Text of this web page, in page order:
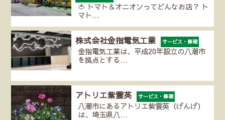
🍅 トマト＆オニオンってどんなお店？ ト
マト…
株式会社金指電気工業 サービス・修理
金指電気工業は、平成20年設立の八潮市
を拠点とする…
アトリエ紫雲英 サービス・修理
八潮市にあるアトリエ紫雲英（げんげ）
は、埼玉県八…